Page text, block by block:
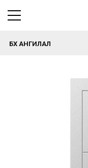
БҮХ АНГИЛАЛ